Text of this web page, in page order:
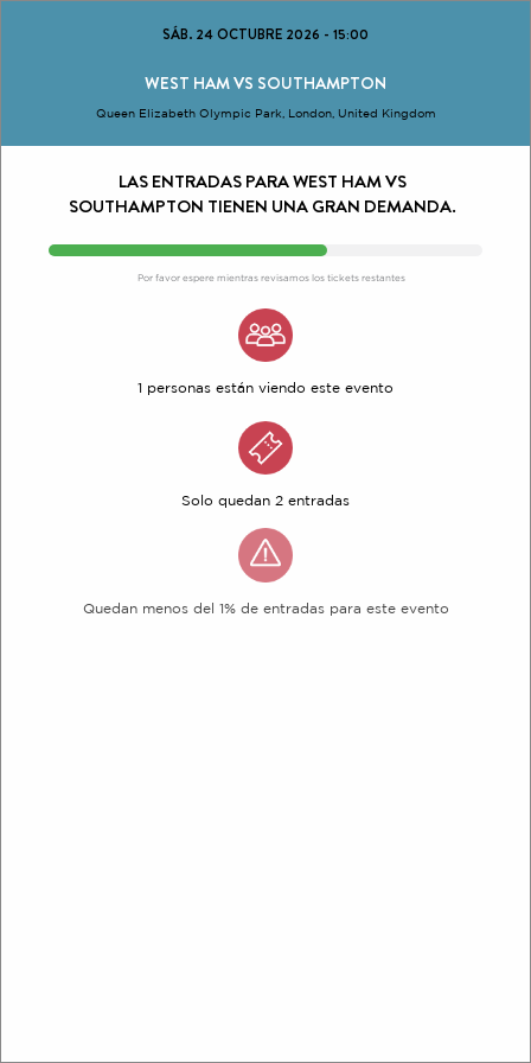
SÁB. 24 OCTUBRE 2026 - 15:00
WEST HAM VS SOUTHAMPTON
Queen Elizabeth Olympic Park, London, United Kingdom
LAS ENTRADAS PARA WEST HAM VS
SOUTHAMPTON TIENEN UNA GRAN DEMANDA.
Por favor espere mientras revisamos los tickets restantes
1 personas están viendo este evento
Solo quedan 2 entradas
Quedan menos del 1% de entradas para este evento